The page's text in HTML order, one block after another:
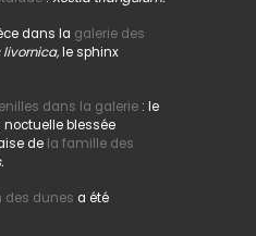
dans la galerie des
livornica,le sphinx
dans la galerie : le
noctuelle blessée
dela famille des
des dunes a été